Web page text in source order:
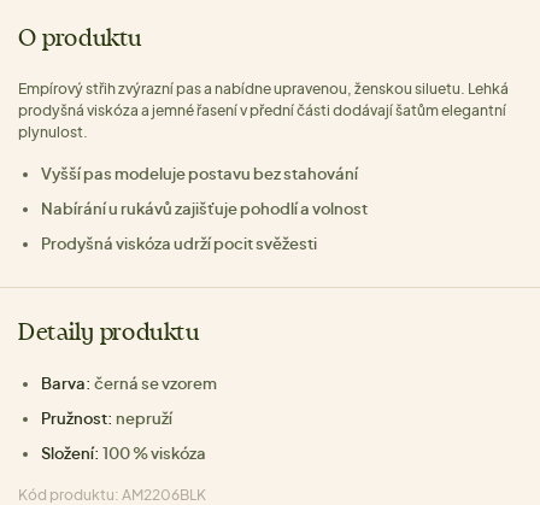
O produktu
Empírový střih zvýrazní pas a nabídne upravenou, ženskou siluetu. Lehká
prodyšná viskóza a jemné řasení v přední části dodávají šatům elegantní
plynulost.
Vyšší pas modeluje postavu bez stahování
Nabírání u rukávů zajišťuje pohodlí a volnost
Prodyšná viskóza udrží pocit svěžesti
Detaily produktu
Barva: černá se vzorem
Pružnost: nepruží
Složení: 100 % viskóza
Kód produktu: AM2206BLK